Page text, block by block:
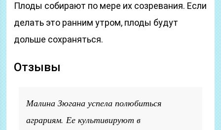
Плоды собирают по мере их созревания. Если
делать это ранним утром, плоды будут
дольше сохраняться.
Отзывы
Малина Зюгана успела полюбиться
аграриям. Ее культивируют в